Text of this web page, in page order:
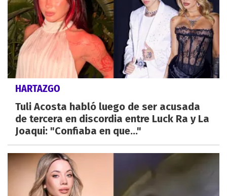
HARTAZGO
Tuli Acosta habló luego de ser acusada
de tercera en discordia entre Luck Ra y La
Joaqui: "Confiaba en que..."